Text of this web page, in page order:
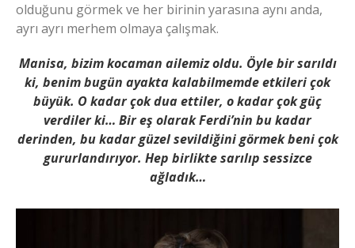
olduğunu görmek ve her birinin yarasına aynı anda,
ayrı ayrı merhem olmaya çalışmak.
Manisa, bizim kocaman ailemiz oldu. Öyle bir sarıldı
ki, benim bugün ayakta kalabilmemde etkileri çok
büyük. O kadar çok dua ettiler, o kadar çok güç
verdiler ki… Bir eş olarak Ferdi’nin bu kadar
derinden, bu kadar güzel sevildiğini görmek beni çok
gururlandırıyor. Hep birlikte sarılıp sessizce
ağladık…